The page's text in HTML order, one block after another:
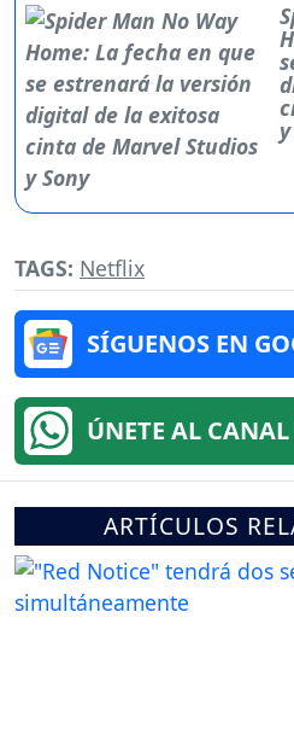
TAGS: Netflix
SÍGUENOS EN
ÚNETE AL
ARTÍCULOS